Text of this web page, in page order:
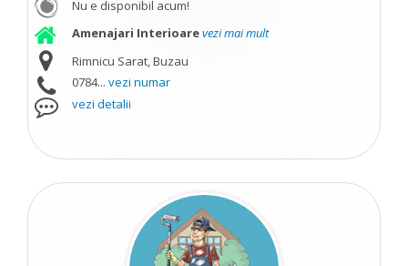
Nu e disponibil acum!
Amenajari Interioarevezi mai mult
Rimnicu Sarat, Buzau
0784... vezi numar
vezi detalii